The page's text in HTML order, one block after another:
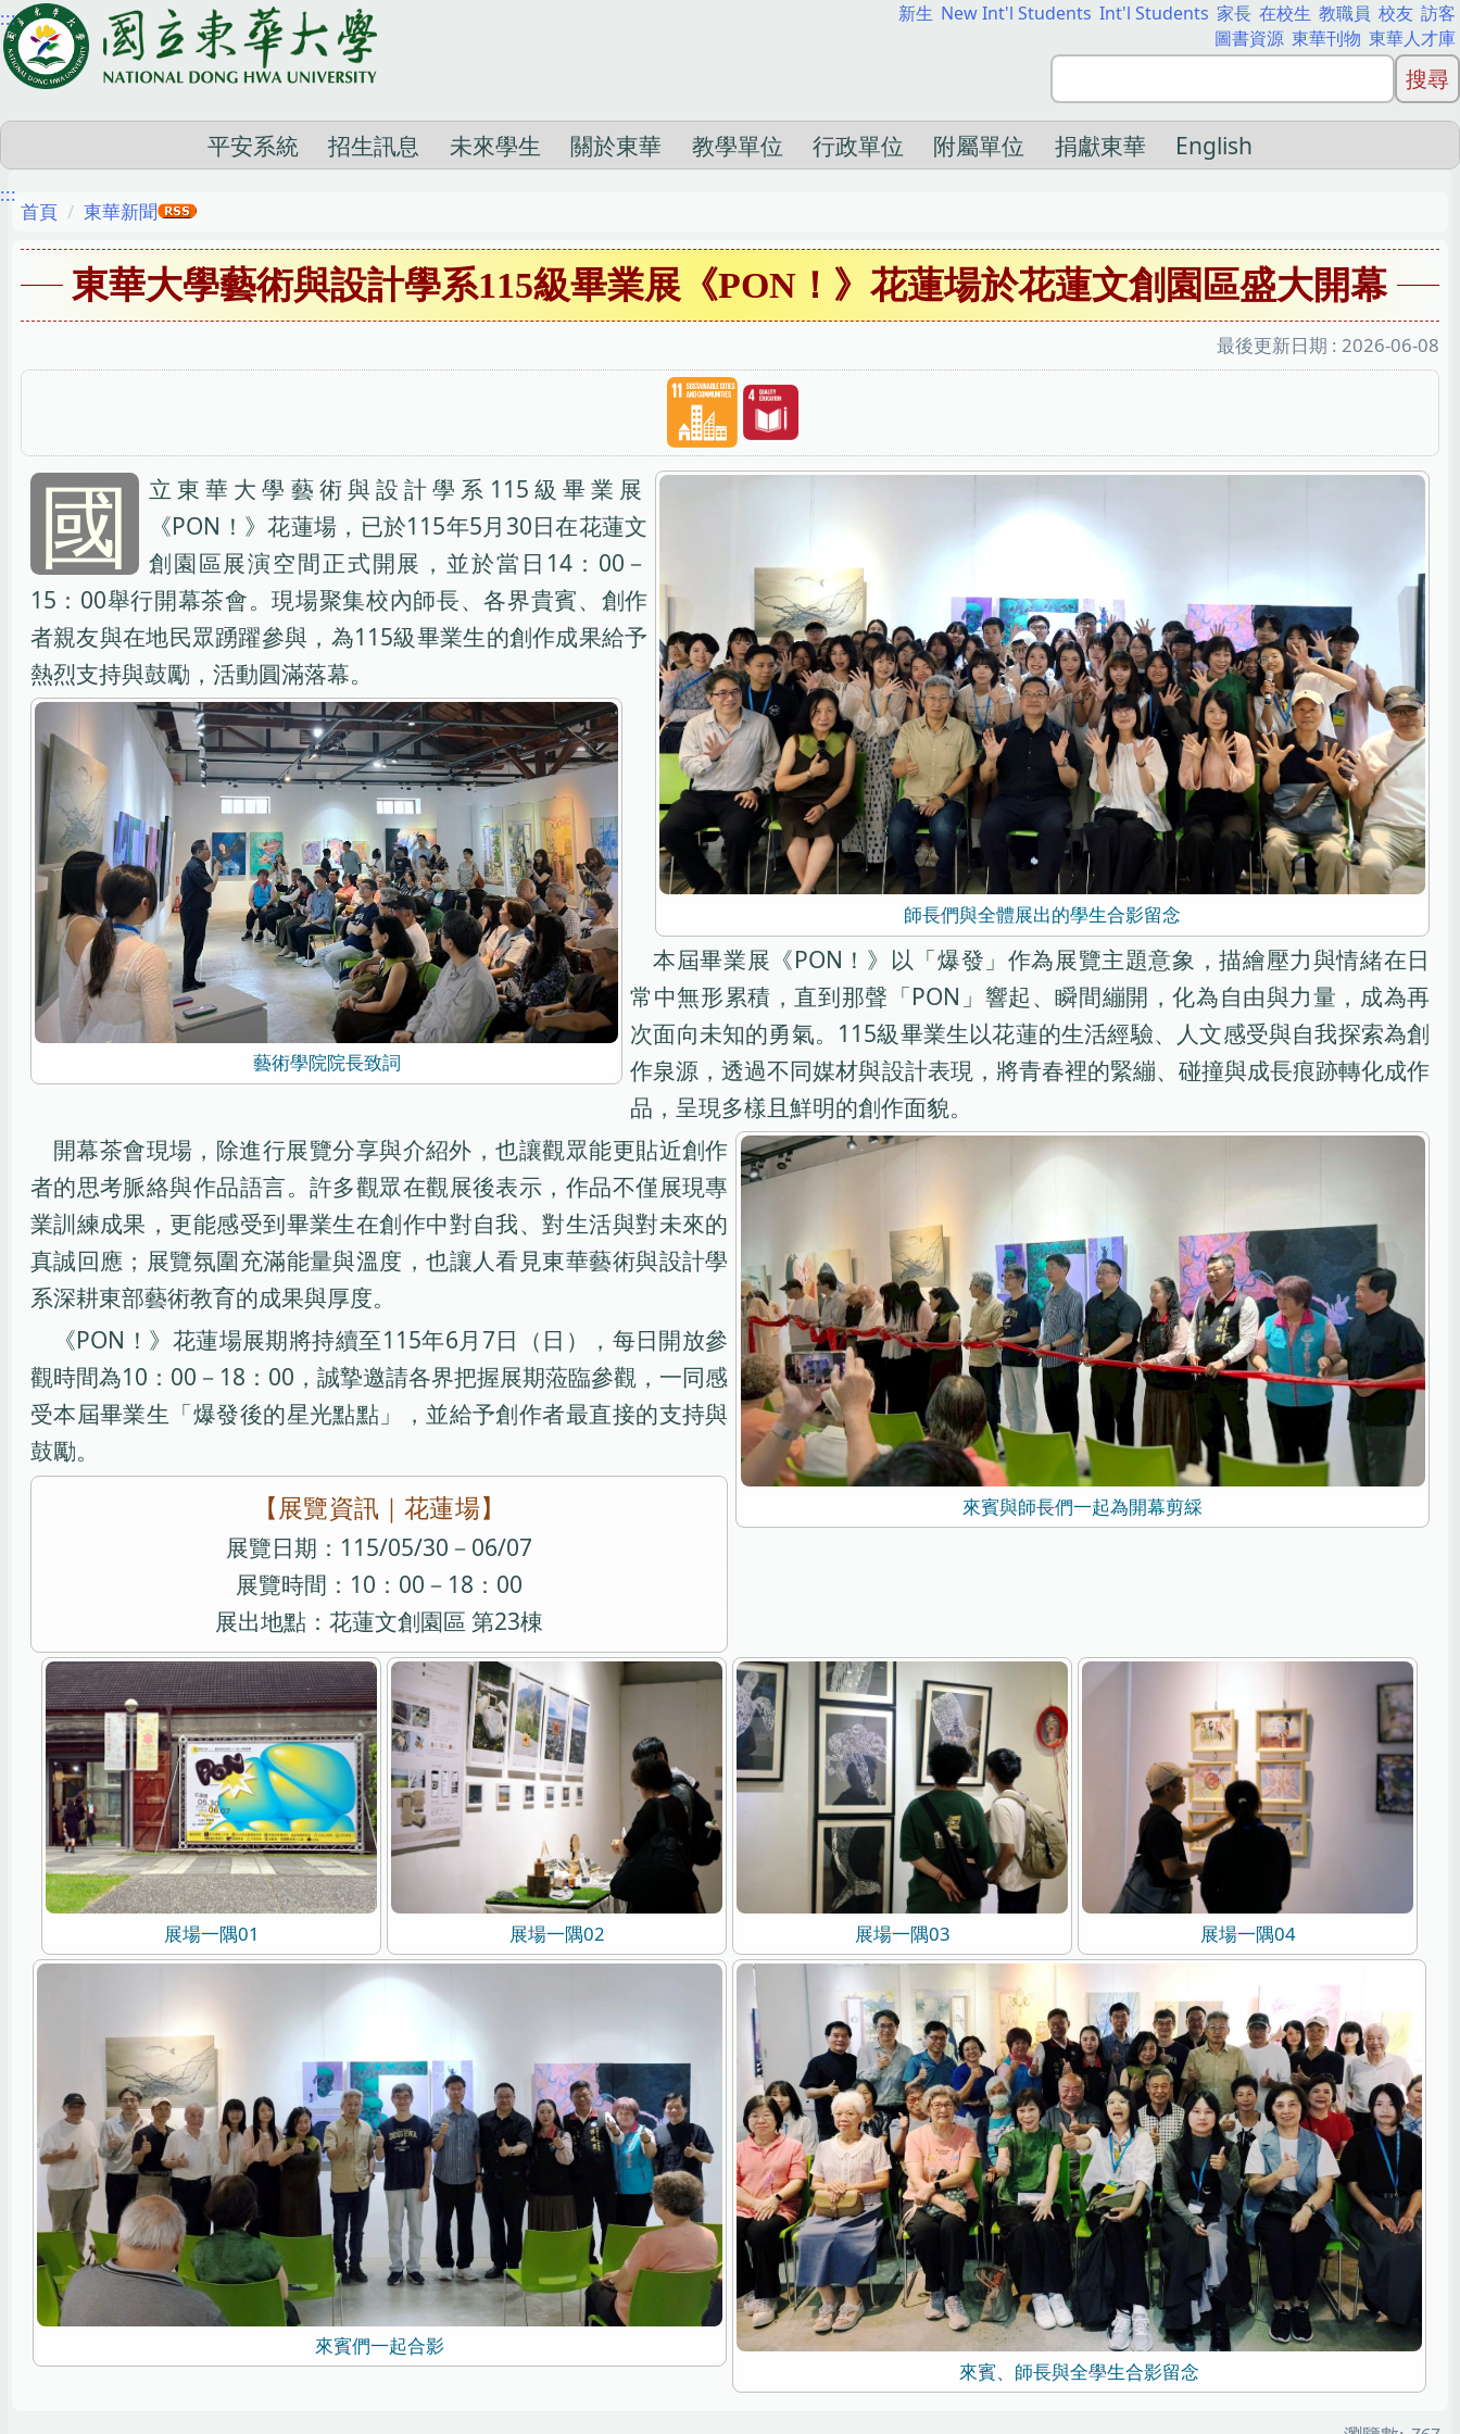
跳
到
主
容
區
::: 新生 New Int'l Students Int'l Students 家長 在校生 教職員 校友 訪客
圖書資源 東華刊物 東華人才庫
平安系統 招生訊息 未來學生 關於東華 教學單位 行政單位 附屬單位 捐獻東華 English
:::
首頁 東華新聞
東華大學藝術與設計學系115級畢業展《PON！》花蓮場於花蓮文創園區盛大開幕
最後更新日期 : 2026-06-08
師長們與全體展出的學生合影留念
國
立東華大學藝術與設計學系115級畢業展
《PON！》花蓮場，已於115年5月30日在花蓮文
創園區展演空間正式開展，並於當日14：00－
15：00舉行開幕茶會。現場聚集校內師長、各界貴賓、創作
者親友與在地民眾踴躍參與，為115級畢業生的創作成果給予
熱烈支持與鼓勵，活動圓滿落幕。
藝術學院院長致詞
本屆畢業展《PON！》以「爆發」作為展覽主題意象，描繪壓力與情緒在日
常中無形累積，直到那聲「PON」響起、瞬間繃開，化為自由與力量，成為再
次面向未知的勇氣。115級畢業生以花蓮的生活經驗、人文感受與自我探索為創
作泉源，透過不同媒材與設計表現，將青春裡的緊繃、碰撞與成長痕跡轉化成作
品，呈現多樣且鮮明的創作面貌。
來賓與師長們一起為開幕剪綵
開幕茶會現場，除進行展覽分享與介紹外，也讓觀眾能更貼近創作
者的思考脈絡與作品語言。許多觀眾在觀展後表示，作品不僅展現專
業訓練成果，更能感受到畢業生在創作中對自我、對生活與對未來的
真誠回應；展覽氛圍充滿能量與溫度，也讓人看見東華藝術與設計學
系深耕東部藝術教育的成果與厚度。
《PON！》花蓮場展期將持續至115年6月7日（日），每日開放參
觀時間為10：00－18：00，誠摯邀請各界把握展期蒞臨參觀，一同感
受本屆畢業生「爆發後的星光點點」，並給予創作者最直接的支持與
鼓勵。
【展覽資訊｜花蓮場】
展覽日期：115/05/30－06/07
展覽時間：10：00－18：00
展出地點：花蓮文創園區 第23棟
展場一隅01 展場一隅02 展場一隅03 展場一隅04
來賓們一起合影
來賓、師長與全學生合影留念